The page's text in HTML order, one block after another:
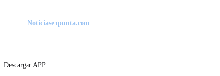
Noticiasenpunta.com
Descargar APP